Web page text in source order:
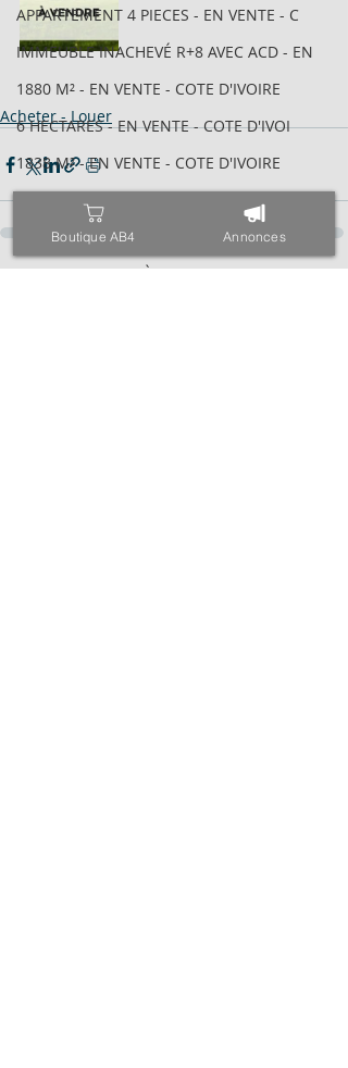
APPARTEMENT 4 PIECES - EN VENTE - C
IMMEUBLE INACHEVÉ R+8 AVEC ACD - EN
1880 M² - EN VENTE - COTE D'IVOIRE
6 HECTARES - EN VENTE - COTE D'IVOI
1838 M² - EN VENTE - COTE D'IVOIRE
600 M² AVEC ACD - EN VENTE - COTE D
2095 M² AVEC ACD - EN VENTE - COTE
VILLA BASSE 04 PIÈCES - EN VENTE -
Acheter - Louer
Boutique AB4 Annonces